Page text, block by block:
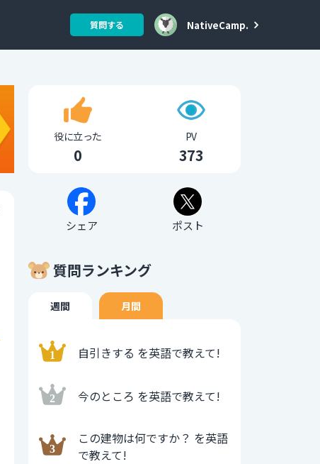
質問する NativeCamp.
役に立った
0
PV
373
シェア ポスト
質問ランキング
週間 月間
自引きする を英語で教えて!
今のところ を英語で教えて!
この建物は何ですか？ を英語
で教えて!